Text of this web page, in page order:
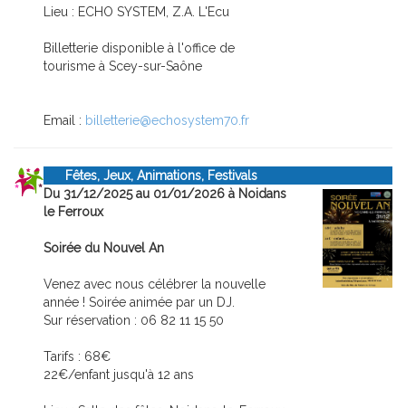
Lieu : ECHO SYSTEM, Z.A. L'Ecu
Billetterie disponible à l'office de
tourisme à Scey-sur-Saône
Email : billetterie@echosystem70.fr
Fêtes, Jeux, Animations, Festivals
Du 31/12/2025 au 01/01/2026 à Noidans
le Ferroux
Soirée du Nouvel An
Venez avec nous célébrer la nouvelle
année ! Soirée animée par un DJ.
Sur réservation : 06 82 11 15 50
Tarifs : 68€
22€/enfant jusqu'à 12 ans